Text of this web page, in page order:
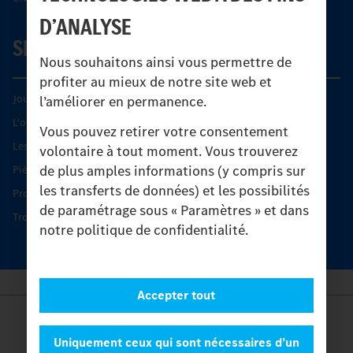
D’ANALYSE
Nous souhaitons ainsi vous permettre de
profiter au mieux de notre site web et
l’améliorer en permanence.
Vous pouvez retirer votre consentement
volontaire à tout moment. Vous trouverez
de plus amples informations (y compris sur
les transferts de données) et les possibilités
de paramétrage sous « Paramètres » et dans
notre politique de confidentialité.
Uniquement ceux qui sont nécessaires d’un
Accepter tout
SERVICE
Journées diagnostic Technique S.A.V Unimog
L'offre de services Unimog
Les produits phares
Pièces d’origine
Protection et maintien de la valeur
Trouver un partenaire
Provider
Legal Notice